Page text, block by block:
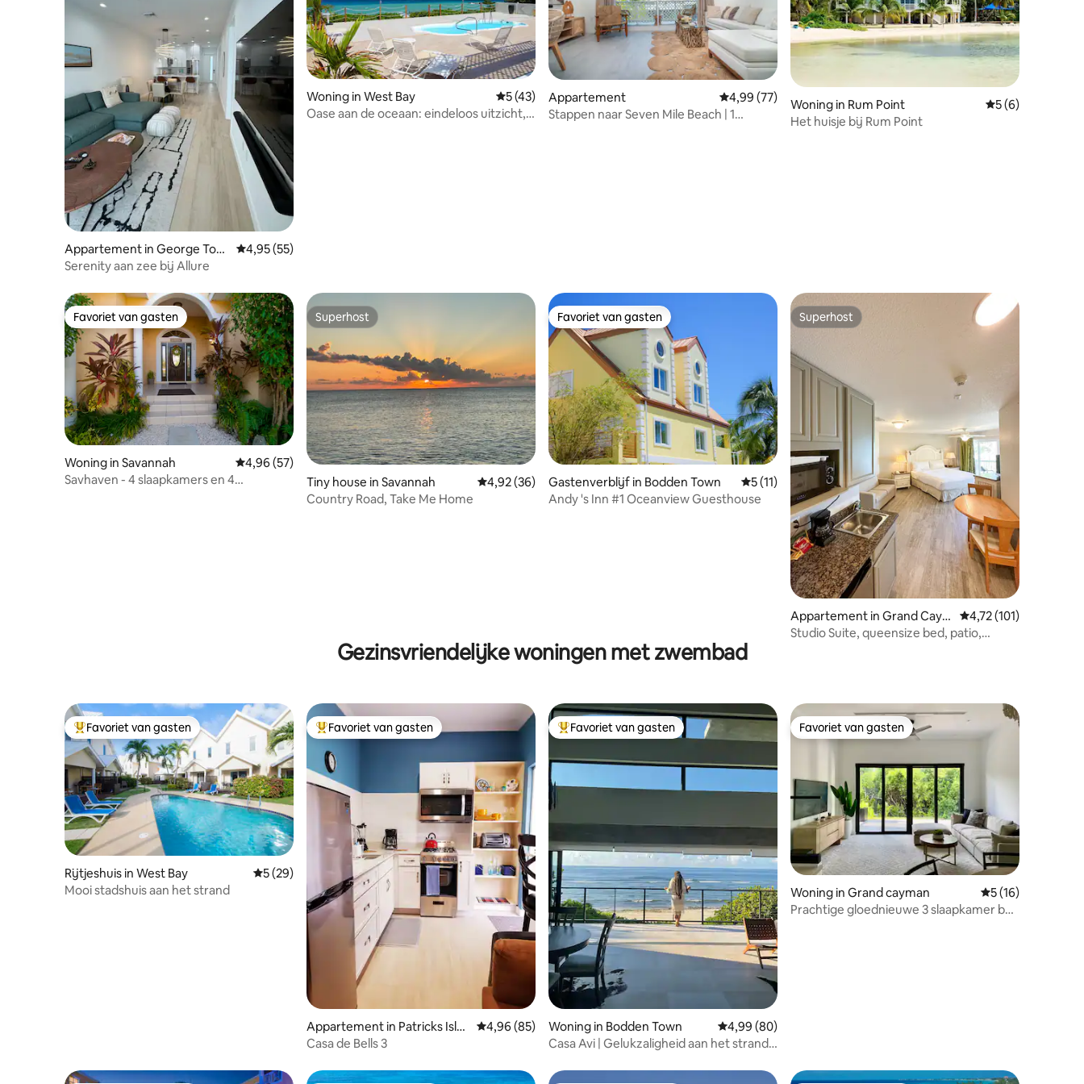
Appartement in George Tow
n
Gemiddelde beoordeling van 4,95 uit 5, 55 recensies
4,95 (55)
Serenity aan zee bij Allure
Woning in West Bay Gemiddelde beoordeling van 5 uit 5, 43 recensies
5 (43)
Oase aan de oceaan: eindeloos uitzicht,
Appartement Gemiddelde beoordeling van 4,99 uit 5, 77 recensies
4,99 (77)
Stappen naar Seven Mile Beach | 1
Woning in Rum Point Gemiddelde
5 (6)
Het huisje bij Rum Point
Favoriet van gasten
Favoriet van gasten
Woning in Savannah Gemiddelde beoordeling van 4,96 uit 5, 57 recensies
4,96 (57)
Savhaven - 4 slaapkamers en 4
Superhost
Superhost
Tiny house in Savannah Gemiddelde beoordeling van 4,92 uit 5, 36 recensies
4,92 (36)
Country Road, Take Me Home
Favoriet van gasten
Favoriet van gasten
Gastenverblijf in Bodden Town Gemiddelde beoordeling van 5 uit 5, 11 recensies
5 (11)
Andy 's Inn #1 Oceanview Guesthouse
Superhost
Superhost
Appartement in Grand Caym
an
Gemiddelde
4,72 (101)
Studio Suite, queensize bed, patio,
Gezinsvriendelijke woningen met zwembad
Topfavoriet van gasten
Favoriet van gasten
Rijtjeshuis in West Bay Gemiddelde beoordeling van 5 uit 5, 29 recensies
5 (29)
Mooi stadshuis aan het strand
Topfavoriet van gasten
Favoriet van gasten
Appartement in Patricks Islan
d
Gemiddelde beoordeling van 4,96 uit 5, 85 recensies
4,96 (85)
Casa de Bells 3
Topfavoriet van gasten
Favoriet van gasten
Woning in Bodden Town Gemiddelde beoordeling van 4,99 uit 5, 80 recensies
4,99 (80)
Casa Avi | Gelukzaligheid aan het strand |
Favoriet van gasten
Favoriet van gasten
Woning in Grand cayman Gemiddelde
5 (16)
Prachtige gloednieuwe 3 slaapkamer bij